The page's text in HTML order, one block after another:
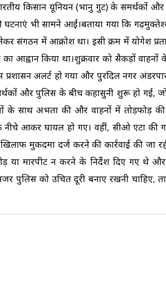
किसान यूनियन (भानु गुट) के समर्थकों
भी सामने आईं।बताया गया कि
लेकर संगठन में आक्रोश था। इसी क्रम में योगेश
आह्वान किया था।शुक्रवार को सैकड़ों वाहनों
प्रशासन अलर्ट हो गया और पुरदिल नगर
और पुलिस के बीच कहासुनी शुरू हो गई,
साथ अभद्रता की और वाहनों में तोड़फोड़
आकर घायल हो गए। वहीं, सीओ एटा की
मुकदमा दर्ज करने की कार्रवाई की जा
या मारपीट न करने के निर्देश दिए गए थे
पुलिस को उचित दूरी बनाए रखनी चाहिए,